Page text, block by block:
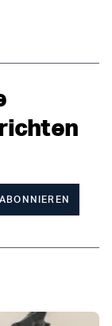
ABONNIEREN